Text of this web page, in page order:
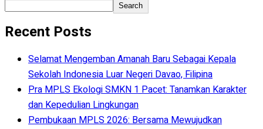
Search
Recent Posts
Selamat Mengemban Amanah Baru Sebagai Kepala
Sekolah Indonesia Luar Negeri Davao, Filipina
Pra MPLS Ekologi SMKN 1 Pacet: Tanamkan Karakter
dan Kepedulian Lingkungan
Pembukaan MPLS 2026: Bersama Mewujudkan